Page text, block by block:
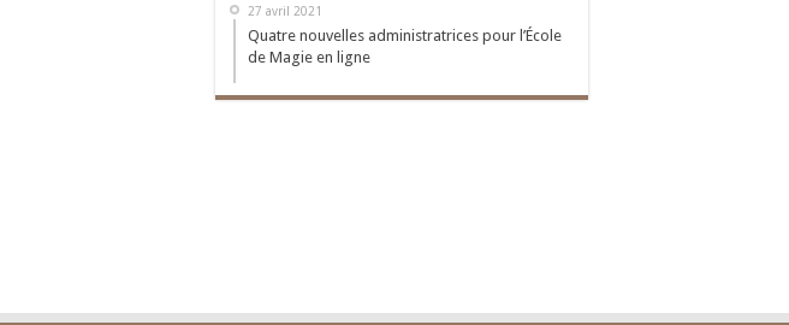
27 avril 2021
Quatre nouvelles administratrices pour l’École
de Magie en ligne